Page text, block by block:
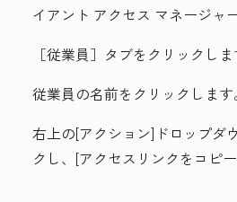
イアント アクセス マネージャ
［従業員］タブをクリックしま
従業員 の名前をクリックします
右上の[アクション]ドロップダ
クし、[アクセスリンクをコピー